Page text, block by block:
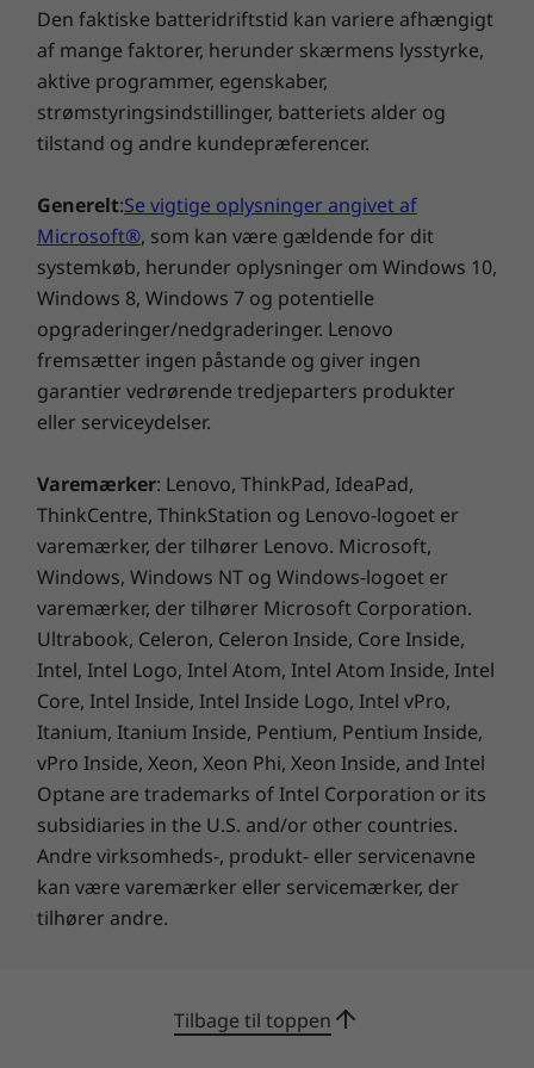
Vi tager din sikkerhed alvorligt
Den bærbare ThinkPad X13 Gen 3 har en
tænd/sluk-knap, der aktiveres af en
fingeraftrykslæser og
med IR-kameraet. Løsningen til registrering af
menneskelig tilstedeværelse (ekstraudstyr)
registrerer, når du er væk fra skærmen, og
låser automatisk. PrivacyGuard-display
(ekstraudstyr) sikrer, at ingen, der kigger dig
over skulderen, kan se, hvad der er på din
skærm.
Hovedtelefon-/mikrofonkombinationsstik
Ekstraudstyr: SIM-stik
Ekstraudstyr: Smart Card-læser
USB-portenes overførselshastighed er omtrentlig og afhænger af mange faktorer, for
filattributter, systemkonfiguration og driftsmiljøer. Faktiske hastigheder kan variere og
kan være mindre end forventet.
Bæredygtighed
97 % PCC (genbrugsmaterialer) genanvendt plastik
brugt i højttalerkabinet
25 % PCC-genbrugsplast brugt i batterikabinet
95 % PCC genbrugsplast brugt i 65 W-strømforsyning
Lodning ved lav temperatur
ENERGY STAR®
®
Gold (USA, Canada, Tyskland)
TCO-certificeret 9
* Produktemballagen indeholder i gennemsnit en samlet minimumsprocent på 90 % i
vægt af enhver kombination af følgende materialer: genbrugsindhold, biobaseret
plast, biobaseret fibermateriale af ikke-træ og/eller materialer fra bæredygtigt
skovbrug.
Tastatur
Tåler spildt væske
Touchpad af glas: 115 mm / 4,52"
Ekstraudstyr: Baggrundsbelyst med hvidt LED-lys
Hvad er der i æsken?
Den faktiske batteridriftstid kan variere afhængigt
af mange faktorer, herunder skærmens lysstyrke,
aktive programmer, egenskaber,
strømstyringsindstillinger, batteriets alder og
tilstand og andre kundepræferencer.
Generelt:Se vigtige oplysninger angivet af
Microsoft®, som kan være gældende for dit
systemkøb, herunder oplysninger om Windows 10,
Windows 8, Windows 7 og potentielle
opgraderinger/nedgraderinger. Lenovo
fremsætter ingen påstande og giver ingen
garantier vedrørende tredjeparters produkter
eller serviceydelser.
Varemærker: Lenovo, ThinkPad, IdeaPad,
ThinkCentre, ThinkStation og Lenovo-logoet er
varemærker, der tilhører Lenovo. Microsoft,
Windows, Windows NT og Windows-logoet er
varemærker, der tilhører Microsoft Corporation.
Ultrabook, Celeron, Celeron Inside, Core Inside,
Intel, Intel Logo, Intel Atom, Intel Atom Inside, Intel
Core, Intel Inside, Intel Inside Logo, Intel vPro,
Itanium, Itanium Inside, Pentium, Pentium Inside,
vPro Inside, Xeon, Xeon Phi, Xeon Inside, and Intel
Optane are trademarks of Intel Corporation or its
subsidiaries in the U.S. and/or other countries.
Andre virksomheds-, produkt- eller servicenavne
kan være varemærker eller servicemærker, der
tilhører andre.
Tilbage til toppen